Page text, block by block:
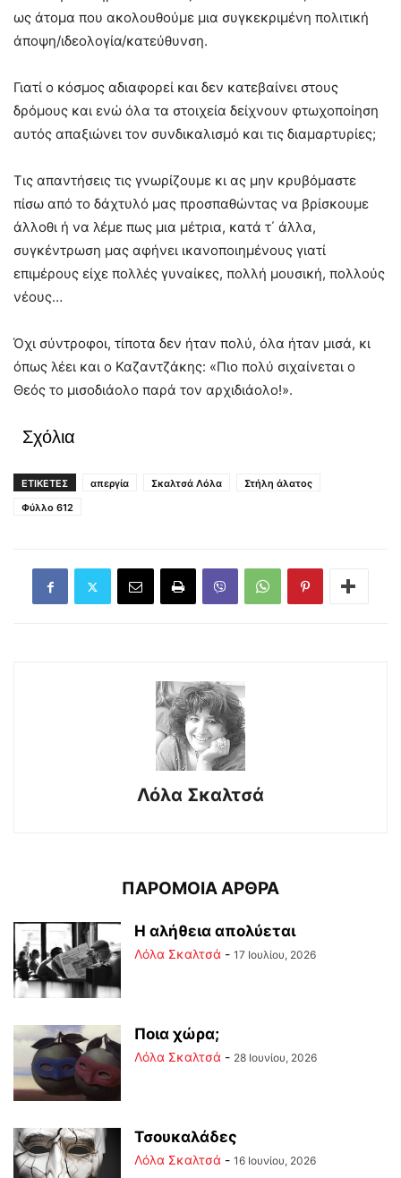
ως άτομα που ακολουθούμε μια συγκεκριμένη πολιτική
άποψη/ιδεολογία/κατεύθυνση.
Γιατί ο κόσμος αδιαφορεί και δεν κατεβαίνει στους
δρόμους και ενώ όλα τα στοιχεία δείχνουν φτωχοποίηση
αυτός απαξιώνει τον συνδικαλισμό και τις διαμαρτυρίες;
Τις απαντήσεις τις γνωρίζουμε κι ας μην κρυβόμαστε
πίσω από το δάχτυλό μας προσπαθώντας να βρίσκουμε
άλλοθι ή να λέμε πως μια μέτρια, κατά τ΄ άλλα,
συγκέντρωση μας αφήνει ικανοποιημένους γιατί
επιμέρους είχε πολλές γυναίκες, πολλή μουσική, πολλούς
νέους…
Όχι σύντροφοι, τίποτα δεν ήταν πολύ, όλα ήταν μισά, κι
όπως λέει και ο Καζαντζάκης: «Πιο πολύ σιχαίνεται ο
Θεός το μισοδιάολο παρά τον αρχιδιάολο!».
Σχόλια
ΕΤΙΚΕΤΕΣ απεργία Σκαλτσά Λόλα
Στήλη άλατος
Φύλλο 612
Λόλα Σκαλτσά
ΠΑΡΟΜΟΙΑ ΑΡΘΡΑ
Η αλήθεια απολύεται
Λόλα Σκαλτσά - 17 Ιουλίου, 2026
Ποια χώρα;
Λόλα Σκαλτσά - 28 Ιουνίου, 2026
Τσουκαλάδες
Λόλα Σκαλτσά - 16 Ιουνίου, 2026